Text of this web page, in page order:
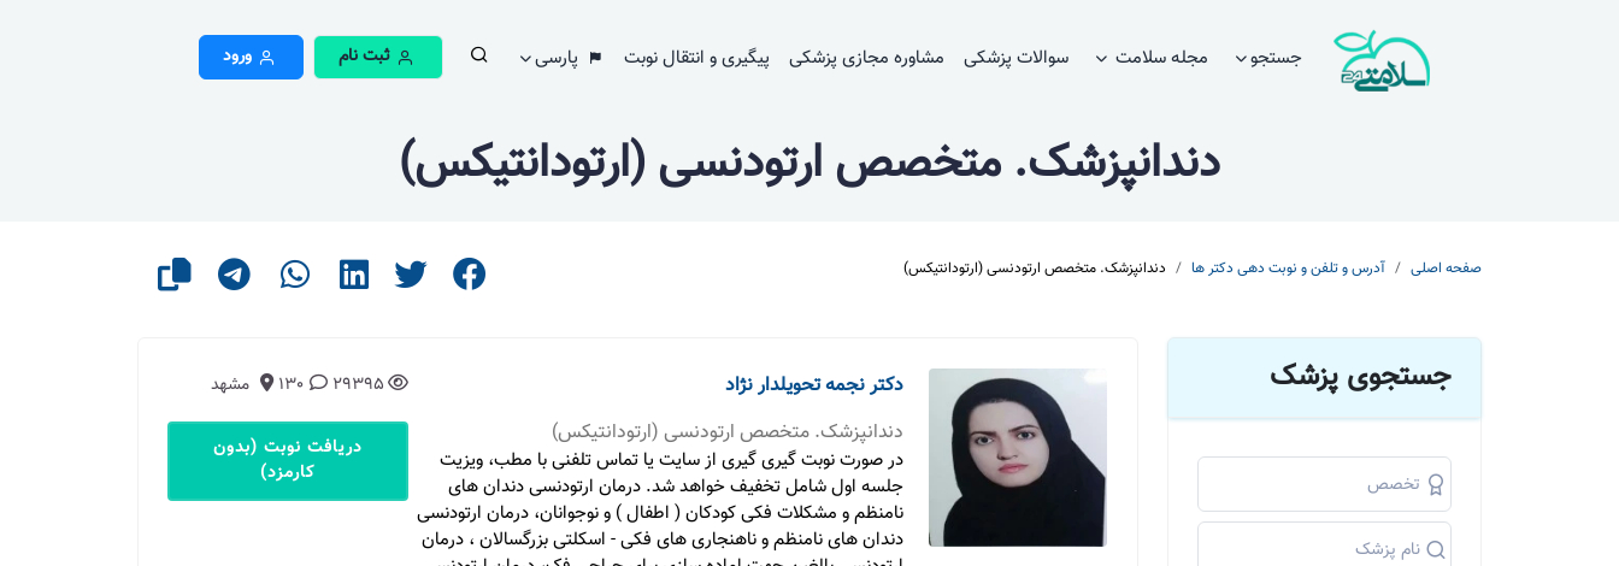
جستجو مجله سلامت سوالات پزشکی مشاوره مجازی پزشکی پیگیری و انتقال نوبت پارسی ثبت نام ورود
دندانپزشک. متخصص ارتودنسی (ارتودانتیکس)
صفحه اصلی آدرس و تلفن و نوبت دهی دکتر ها دندانپزشک. متخصص ارتودنسی (ارتودانتیکس)
جستجوی پزشک
دکتر نجمه تحویلدار نژاد
دندانپزشک. متخصص ارتودنسی (ارتودانتیکس)
در صورت نوبت گیری گیری از سایت یا تماس تلفنی با مطب، ویزیت
جلسه اول شامل تخفیف خواهد شد. درمان ارتودنسی دندان های
نامنظم و مشکلات فکی کودکان ( اطفال ) و نوجوانان، درمان ارتودنسی
دندان های نامنظم و ناهنجاری های فکی - اسکلتی بزرگسالان ، درمان
29395
130 مشهد
دریافت نوبت (بدون
کارمزد)